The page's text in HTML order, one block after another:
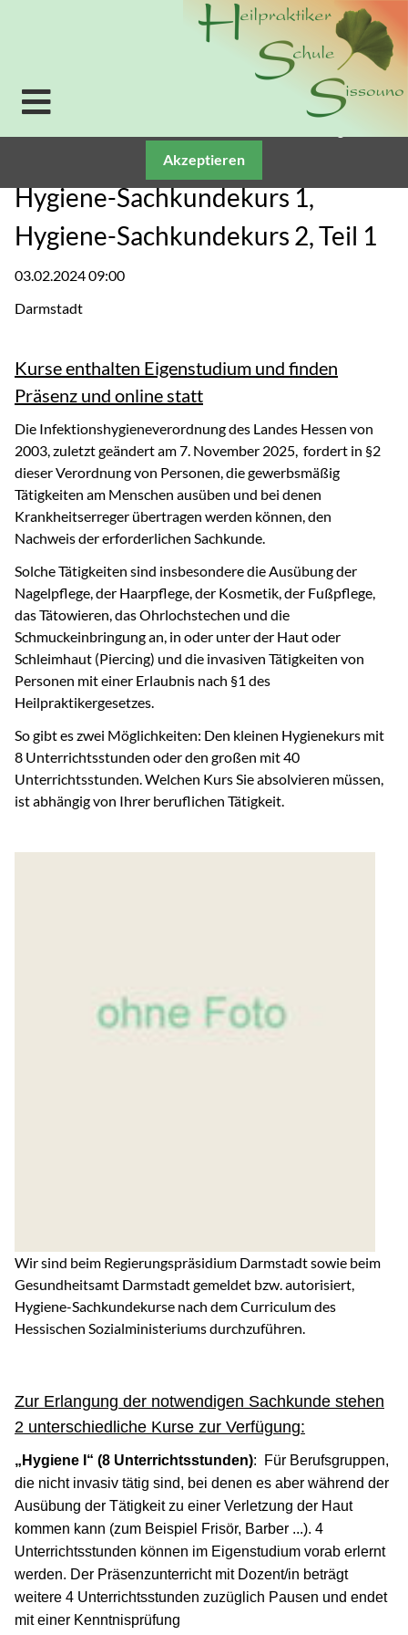
Hygiene-Sachkundekurs 1,
Hygiene-Sachkundekurs 2, Teil 1
03.02.2024 09:00
Darmstadt
Kurse enthalten Eigenstudium und finden
Präsenz und online statt
Die Infektionshygieneverordnung des Landes Hessen von
2003, zuletzt geändert am 7. November 2025, fordert in §2
dieser Verordnung von Personen, die gewerbsmäßig
Tätigkeiten am Menschen ausüben und bei denen
Krankheitserreger übertragen werden können, den
Nachweis der erforderlichen Sachkunde.
Solche Tätigkeiten sind insbesondere die Ausübung der
Nagelpflege, der Haarpflege, der Kosmetik, der Fußpflege,
das Tätowieren, das Ohrlochstechen und die
Schmuckeinbringung an, in oder unter der Haut oder
Schleimhaut (Piercing) und die invasiven Tätigkeiten von
Personen mit einer Erlaubnis nach §1 des
Heilpraktikergesetzes.
So gibt es zwei Möglichkeiten: Den kleinen Hygienekurs mit
8 Unterrichtsstunden oder den großen mit 40
Unterrichtsstunden. Welchen Kurs Sie absolvieren müssen,
ist abhängig von Ihrer beruflichen Tätigkeit.
Wir sind beim Regierungspräsidium Darmstadt sowie beim
Gesundheitsamt Darmstadt gemeldet bzw. autorisiert,
Hygiene-Sachkundekurse nach dem Curriculum des
Hessischen Sozialministeriums durchzuführen.
Zur Erlangung der notwendigen Sachkunde stehen
2 unterschiedliche Kurse zur Verfügung:
„Hygiene I“ (8 Unterrichtsstunden): Für Berufsgruppen,
die nicht invasiv tätig sind, bei denen es aber während der
Ausübung der Tätigkeit zu einer Verletzung der Haut
kommen kann (zum Beispiel Frisör, Barber ...). 4
Unterrichtsstunden können im Eigenstudium vorab erlernt
werden. Der Präsenzunterricht mit Dozent/in beträgt
weitere 4 Unterrichtsstunden zuzüglich Pausen und endet
mit einer Kenntnisprüfung
Verwendung von Cookies: Um unsere Webseite für Sie
optimal zu gestalten und fortlaufend verbessern zu
können, verwenden wir Cookies. Durch die weitere
Nutzung der Webseite stimmen Sie der Verwendung
von Cookies zu. Weitere Informationen zu Cookies
Akzeptieren